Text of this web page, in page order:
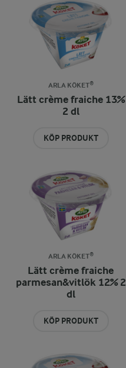
ARLA KÖKET®
Lätt crème fraiche 13%
2 dl
KÖP PRODUKT
ARLA KÖKET®
Lätt crème fraiche
parmesan&vitlök 12% 2
dl
KÖP PRODUKT